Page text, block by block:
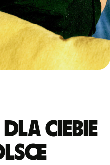
Ciebie